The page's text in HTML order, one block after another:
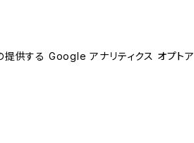
供する Google アナリティクス オプトア